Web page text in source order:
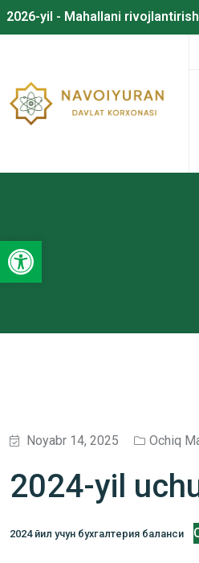
Open toolbar
2026-yil - Mahallani
Noyabr 14, 2025 Ochiq
2024-yil
2024 йил учун бухгалтерия баланси